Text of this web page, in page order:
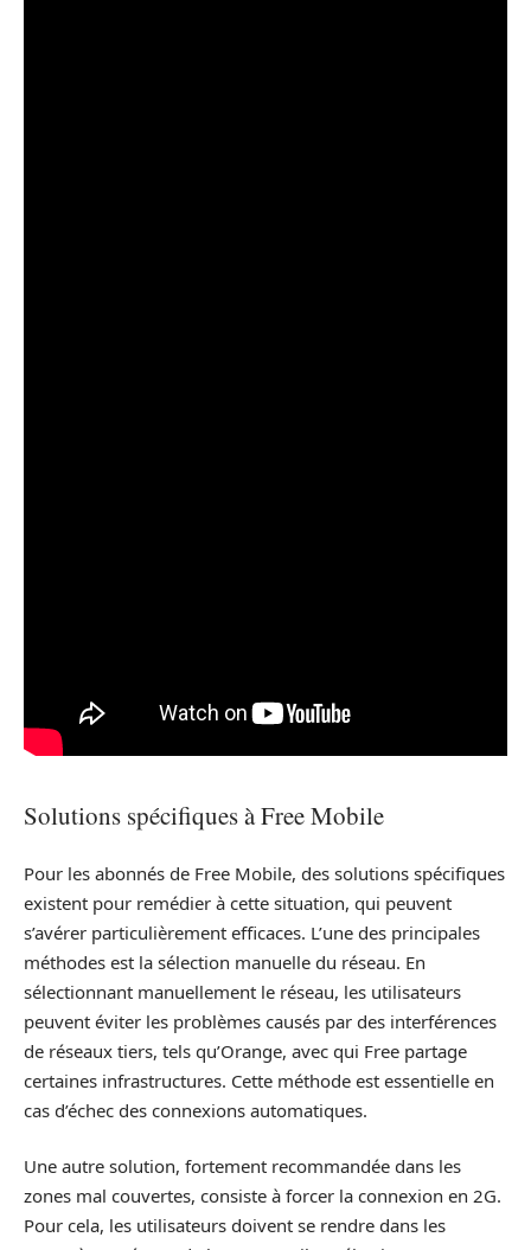
Solutions spécifiques à Free Mobile
Pour les abonnés de Free Mobile, des solutions spécifiques
existent pour remédier à cette situation, qui peuvent
s’avérer particulièrement efficaces. L’une des principales
méthodes est la sélection manuelle du réseau. En
sélectionnant manuellement le réseau, les utilisateurs
peuvent éviter les problèmes causés par des interférences
de réseaux tiers, tels qu’Orange, avec qui Free partage
certaines infrastructures. Cette méthode est essentielle en
cas d’échec des connexions automatiques.
Une autre solution, fortement recommandée dans les
zones mal couvertes, consiste à forcer la connexion en 2G.
Pour cela, les utilisateurs doivent se rendre dans les